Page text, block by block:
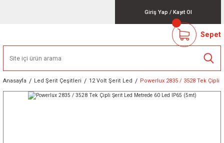
Giriş Yap / Kayıt Ol
Sepet
Anasayfa Led Şerit Çeşitleri 12 Volt Şerit Led Powerlux 2835 / 3528 Tek